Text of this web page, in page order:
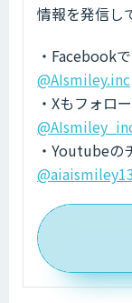
情報を発信し
・Facebook
@AIsmiley.inc
・Xもフォロ
・Youtubeの